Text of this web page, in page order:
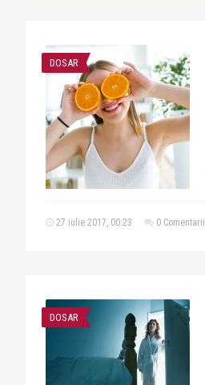
DOSAR
27 iulie 2017, 00:23 0 Comentarii
DOSAR